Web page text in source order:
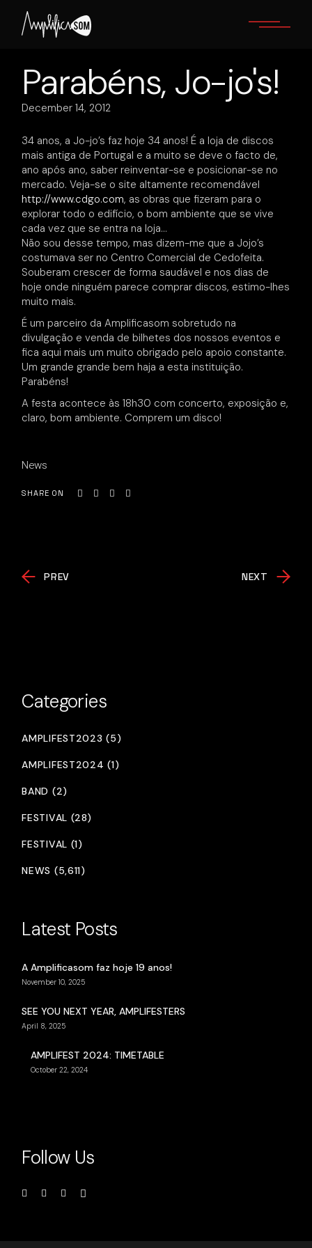
content
Parabéns, Jo-jo's!
December 14, 2012
34 anos, a Jo-jo’s faz hoje 34 anos! É a loja de discos
mais antiga de Portugal e a muito se deve o facto de,
ano após ano, saber reinventar-se e posicionar-se no
mercado. Veja-se o site altamente recomendável
http://www.cdgo.com, as obras que fizeram para o
explorar todo o edifício, o bom ambiente que se vive
cada vez que se entra na loja…
Não sou desse tempo, mas dizem-me que a Jojo’s
costumava ser no Centro Comercial de Cedofeita.
Souberam crescer de forma saudável e nos dias de
hoje onde ninguém parece comprar discos, estimo-lhes
muito mais.
É um parceiro da Amplificasom sobretudo na
divulgação e venda de bilhetes dos nossos eventos e
fica aqui mais um muito obrigado pelo apoio constante.
Um grande grande bem haja a esta instituição.
Parabéns!
A festa acontece às 18h30 com concerto, exposição e,
claro, bom ambiente. Comprem um disco!
News
SHARE ON
PREV NEXT
Categories
AMPLIFEST2023 (5)
AMPLIFEST2024 (1)
BAND (2)
FESTIVAL (28)
FESTIVAL (1)
NEWS (5,611)
Latest Posts
A Amplificasom faz hoje 19 anos!
November 10, 2025
SEE YOU NEXT YEAR, AMPLIFESTERS
April 8, 2025
AMPLIFEST 2024: TIMETABLE
October 22, 2024
Follow Us